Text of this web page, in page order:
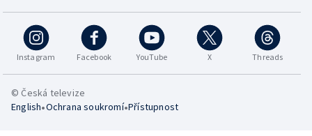
Instagram Facebook YouTube X Threads
© Česká televize
English•Ochrana soukromí•Přístupnost